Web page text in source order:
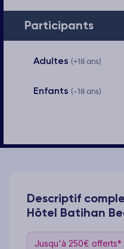
Participants
Adultes (+18 ans)
Enfants (-18 ans)
Descriptif
Hôtel Batihan
Jusqu'à 250€ offerts*